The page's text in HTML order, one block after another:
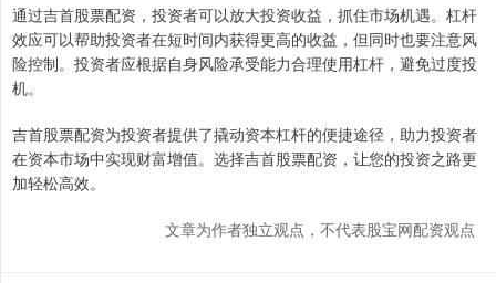
通过吉首股票配资，投资者可以放大投资收益，抓住市场机遇。杠杆
效应可以帮助投资者在短时间内获得更高的收益，但同时也要注意风
险控制。投资者应根据自身风险承受能力合理使用杠杆，避免过度投
机。
吉首股票配资为投资者提供了撬动资本杠杆的便捷途径，助力投资者
在资本市场中实现财富增值。选择吉首股票配资，让您的投资之路更
加轻松高效。
文章为作者独立观点，不代表股宝网配资观点